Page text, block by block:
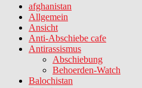
afghanistan
Allgemein
Ansicht
Anti-Abschiebe cafe
Antirassismus
Abschiebung
Behoerden-Watch
Balochistan